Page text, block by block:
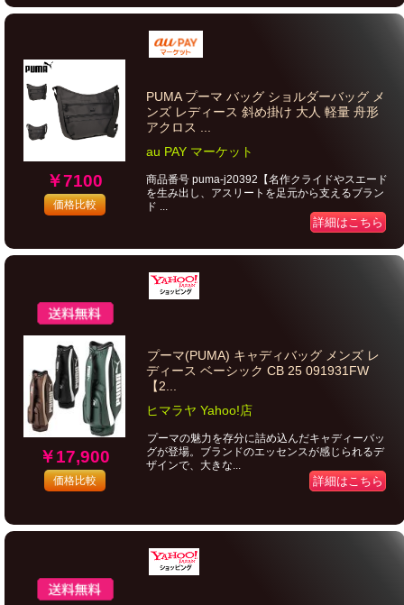
￥7100
価格比較
PUMA プーマ バッグ ショルダーバッグ メ
ンズ レディース 斜め掛け 大人 軽量 舟形
アクロス ...
au PAY マーケット
商品番号 puma-j20392【名作クライドやスエード
を生み出し、アスリートを足元から支えるブラン
ド ...
詳細はこちら
￥17,900
価格比較
プーマ(PUMA) キャディバッグ メンズ レ
ディース ベーシック CB 25 091931FW
【2...
ヒマラヤ Yahoo!店
プーマの魅力を存分に詰め込んだキャディーバッ
グが登場。ブランドのエッセンスが感じられるデ
ザインで、大きな...
詳細はこちら